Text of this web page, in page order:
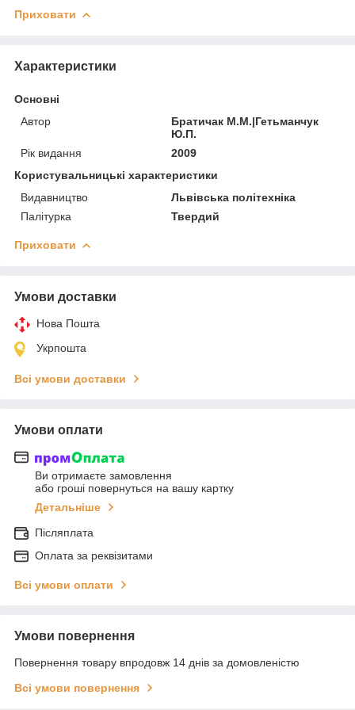
Приховати
Характеристики
Основні
Автор
Братичак М.М.|Гетьманчук
Ю.П.
Рік видання
2009
Користувальницькі характеристики
Видавництво
Львівська політехніка
Палітурка
Твердий
Приховати
Умови доставки
Нова Пошта
Укрпошта
Всі умови доставки
Умови оплати
Ви отримаєте замовлення
або гроші повернуться на вашу картку
Детальніше
Післяплата
Оплата за реквізитами
Всі умови оплати
Умови повернення
Повернення товару впродовж 14 днів за домовленістю
Всі умови повернення